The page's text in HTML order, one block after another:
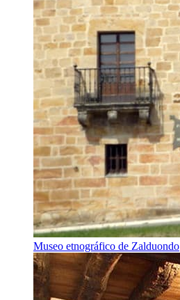
Museo etnográfico de Zalduondo